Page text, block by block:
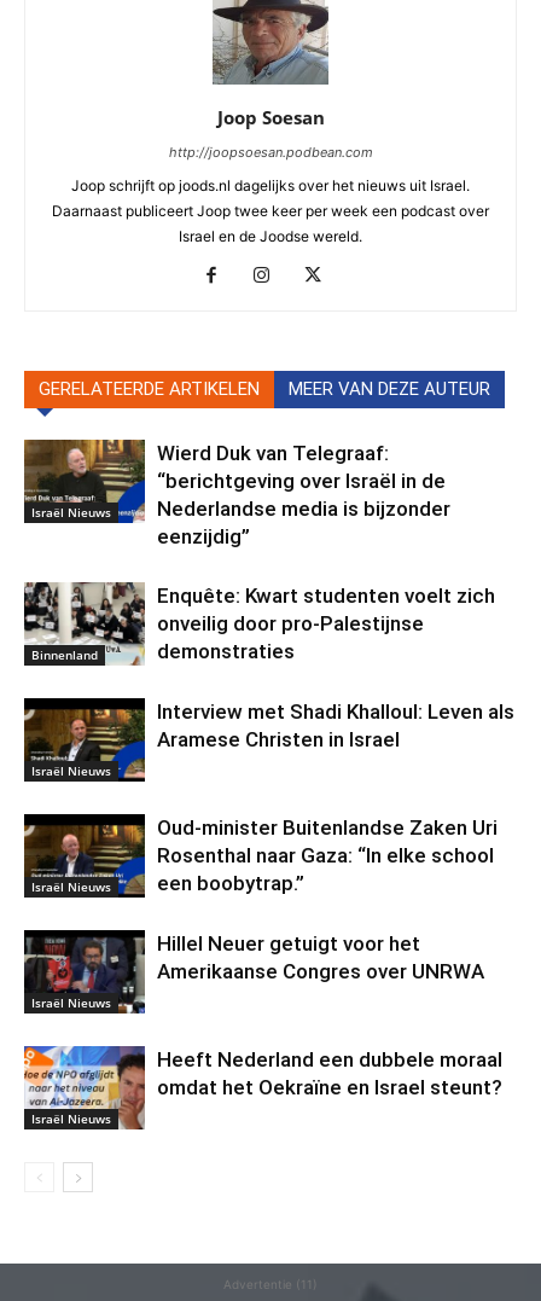
Joop Soesan
http://joopsoesan.podbean.com
Joop schrijft op joods.nl dagelijks over het nieuws uit Israel.
Daarnaast publiceert Joop twee keer per week een podcast over
Israel en de Joodse wereld.
GERELATEERDE ARTIKELEN MEER VAN DEZE AUTEUR
Israël Nieuws
Wierd Duk van Telegraaf:
“berichtgeving over Israël in de
Nederlandse media is bijzonder
eenzijdig”
Binnenland
Enquête: Kwart studenten voelt zich
onveilig door pro-Palestijnse
demonstraties
Israël Nieuws
Interview met Shadi Khalloul: Leven als
Aramese Christen in Israel
Israël Nieuws
Oud-minister Buitenlandse Zaken Uri
Rosenthal naar Gaza: “In elke school
een boobytrap.”
Israël Nieuws
Hillel Neuer getuigt voor het
Amerikaanse Congres over UNRWA
Israël Nieuws
Heeft Nederland een dubbele moraal
omdat het Oekraïne en Israel steunt?
Advertentie (11)